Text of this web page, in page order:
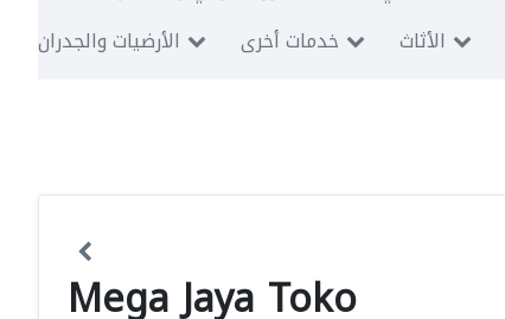
الأرضيات والجدران
خدمات أخرى الأثاث
Mega Jaya Toko